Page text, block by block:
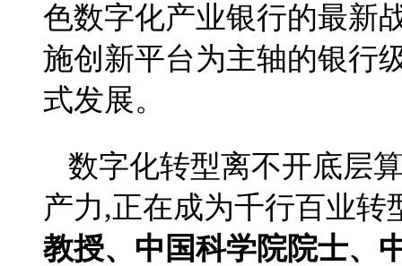
色数字化产业银行的最新
施创新平台为主轴的银行
式发展。
数字化转型离不开底层
产力,正在成为千行百业转
教授、中国科学院院士、